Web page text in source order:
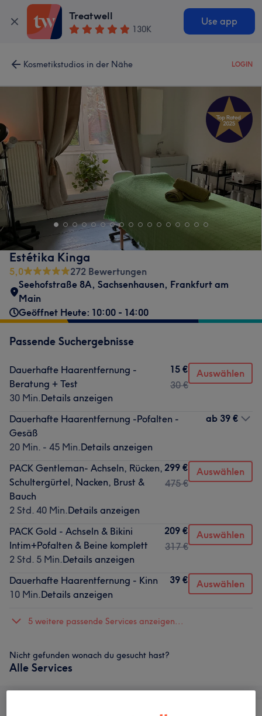
Treatwell
130K
Use app
Kosmetikstudios in der Nähe LOGIN
Estétika Kinga
5,0
272 Bewertungen
Seehofstraße 8A, Sachsenhausen, Frankfurt am
Main
Geöffnet Heute: 10:00 - 14:00
Passende Suchergebnisse
Dauerhafte Haarentfernung -
Beratung + Test
30 Min.Details anzeigen
15 €
30 €
Auswählen
Dauerhafte Haarentfernung -Pofalten -
Gesäß
20 Min. - 45 Min.Details anzeigen
ab 39 €
PACK Gentleman- Achseln, Rücken,
Schultergürtel, Nacken, Brust &
Bauch
2 Std. 40 Min.Details anzeigen
299 €
475 €
Auswählen
PACK Gold - Achseln & Bikini
Intim+Pofalten & Beine komplett
2 Std. 5 Min.Details anzeigen
209 €
317 €
Auswählen
Dauerhafte Haarentfernung - Kinn
10 Min.Details anzeigen
39 € Auswählen
5 weitere passende Services anzeigen...
Nicht gefunden wonach du gesucht hast?
Alle Services